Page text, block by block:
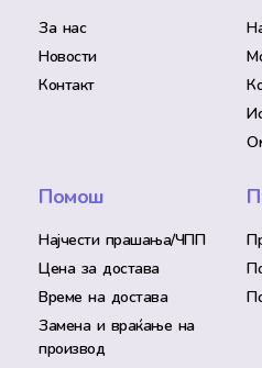
За нас
Новости
Контакт
Помош
Најчести прашања/ЧПП
Цена за достава
Време на достава
Замена и враќање на
производ